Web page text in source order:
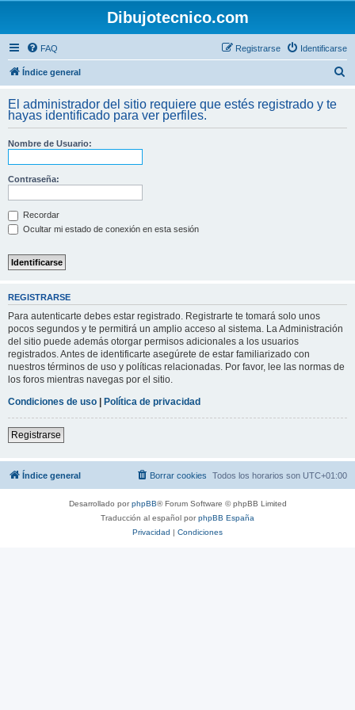
Dibujotecnico.com
FAQ Identificarse
Registrarse
Índice general
c
El administrador del sitio requiere que estés registrado y te
hayas identificado para ver perfiles.
Nombre de Usuario:
Contraseña:
Recordar
Ocultar mi estado de conexión en esta sesión
REGISTRARSE
Para autenticarte debes estar registrado. Registrarte te tomará solo unos
pocos segundos y te permitirá un amplio acceso al sistema. La Administración
del sitio puede además otorgar permisos adicionales a los usuarios
registrados. Antes de identificarte asegúrete de estar familiarizado con
nuestros términos de uso y políticas relacionadas. Por favor, lee las normas de
los foros mientras navegas por el sitio.
Condiciones de uso | Política de privacidad
Registrarse
Índice general Todos los horarios son UTC+01:00
Borrar cookies
Desarrollado porphpBB® Forum Software © phpBB Limited
Traducción al español porphpBB España
Privacidad | Condiciones